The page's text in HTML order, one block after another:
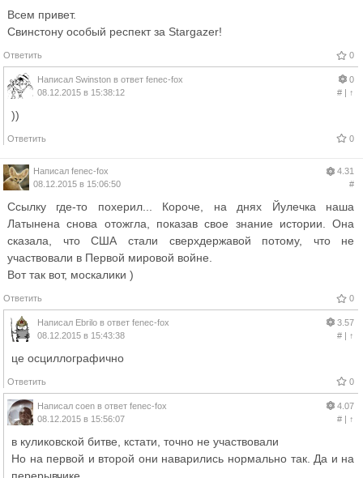
Всем привет.
Свинстону особый респект за Stargazer!
Ответить 0
Написал Swinston в ответ fenec-fox
08.12.2015 в 15:38:12
0
#| ↑
))
Ответить 0
Написал fenec-fox
08.12.2015 в 15:06:50
4.31
#
Ссылку где-то похерил... Короче, на днях Йулечка наша
Латынена снова отожгла, показав свое знание истории. Она
сказала, что США стали сверхдержавой потому, что не
участвовали в Первой мировой войне.
Вот так вот, москалики )
Ответить 0
Написал Ebrilo в ответ fenec-fox
08.12.2015 в 15:43:38
3.57
#| ↑
це осциллографично
Ответить 0
Написал coen в ответ fenec-fox
08.12.2015 в 15:56:07
4.07
#| ↑
в куликовской битве, кстати, точно не участвовали
Но на первой и второй они наварились нормально так. Да и на
перерывчике.